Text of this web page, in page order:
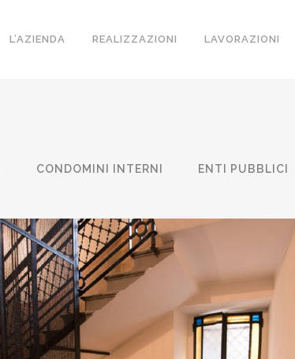
L’AZIENDA REALIZZAZIONI LAVORAZIONI
CONDOMINI INTERNI ENTI PUBBLICI
CONDOMINIO VIA LAZZARETTO